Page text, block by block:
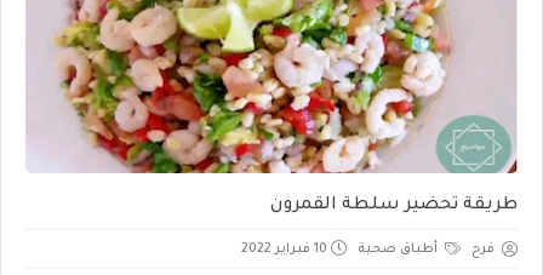
طريقة تحضير سلطة القمرون
فرح أطباق صحية 10 فبراير 2022